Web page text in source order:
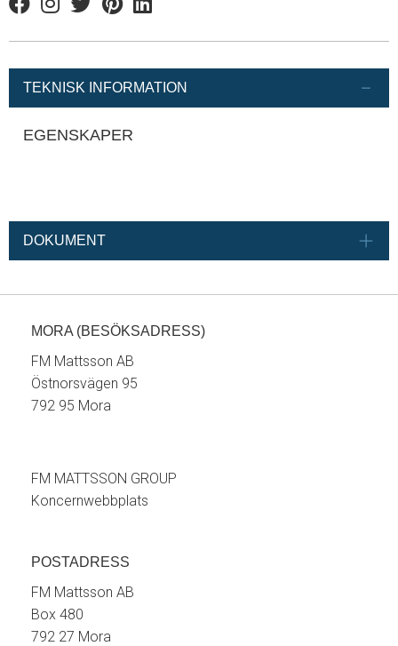
FacebookInstagram
TwitterPinterestLinkedin
TEKNISK INFORMATION
EGENSKAPER
DOKUMENT
MORA (BESÖKSADRESS)
FM Mattsson AB
Östnorsvägen 95
792 95 Mora
FM MATTSSON GROUP
Koncernwebbplats
POSTADRESS
FM Mattsson AB
Box 480
792 27 Mora